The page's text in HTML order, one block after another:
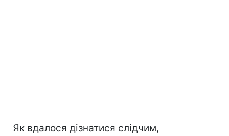
Як вдалося дізнатися слідчим,